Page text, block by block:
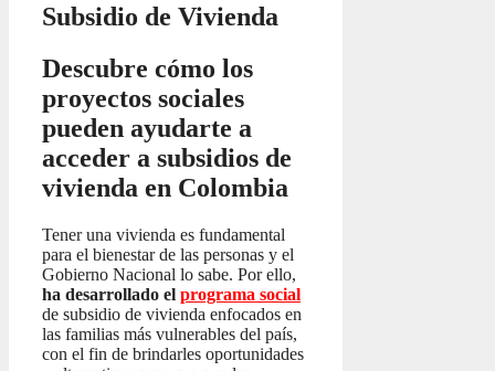
Subsidio de Vivienda
Descubre cómo los
proyectos sociales
pueden ayudarte a
acceder a subsidios de
vivienda en Colombia
Tener una vivienda es fundamental
para el bienestar de las personas y el
Gobierno Nacional lo sabe. Por ello,
ha desarrollado el programa social
de subsidio de vivienda enfocados en
las familias más vulnerables del país,
con el fin de brindarles oportunidades